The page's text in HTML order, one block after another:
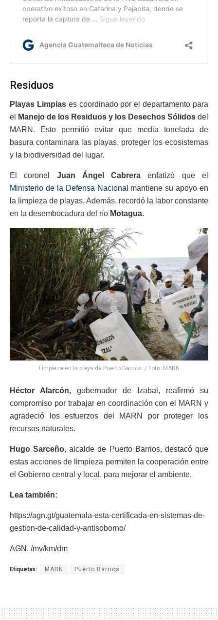
Residuos
Playas Limpiases coordinado por el departamento para
el
Manejo de los Residuos y los Desechos Sólidos del
MARN. Esto permitió evitar que media tonelada de
basura contaminara las playas, proteger los ecosistemas
y la biodiversidad del lugar.
El coronel Juan Ángel Cabrera enfatizó que el
Ministerio de la Defensa Nacional mantiene su apoyo en
la limpieza de playas. Además, recordó la labor constante
en la desembocadura del río Motagua.
Limpieza en la playa de Puerto Barrios. / Foto: MARN
Héctor Alarcón, gobernador de Izabal, reafirmó su
compromiso por trabajar en coordinación con el MARN y
agradeció los esfuerzos del MARN por proteger los
recursos naturales.
Hugo Sarceño, alcalde de Puerto Barrios, destacó que
estas acciones de limpieza permiten la cooperación entre
el Gobierno central y local, para mejorar el ambiente.
Lea también:
https://agn.gt/guatemala-esta-certificada-en-sistemas-de-
gestion-de-calidad-y-antisoborno/
AGN. /mv/km/dm
Etiquetas: MARN Puerto Barrios